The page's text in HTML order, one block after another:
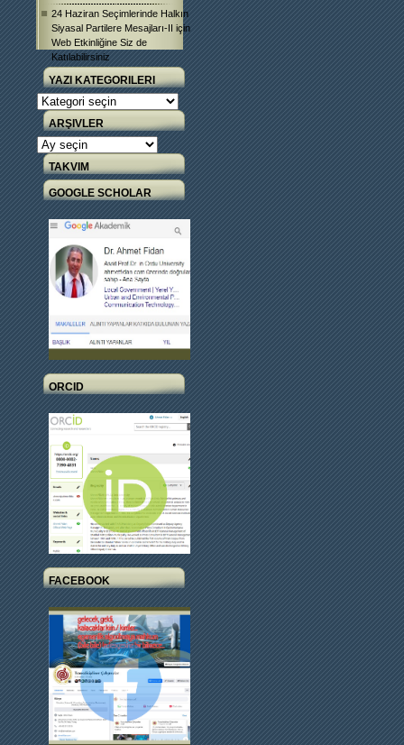
24 Haziran Seçimlerinde Halkın
Siyasal Partilere Mesajları-II için
Web Etkinliğine Siz de
Katılabilirsiniz
YAZI KATEGORILERI
Yazı
Kategorileri
ARŞIVLER
Arşivler
TAKVIM
GOOGLE SCHOLAR
ORCID
FACEBOOK